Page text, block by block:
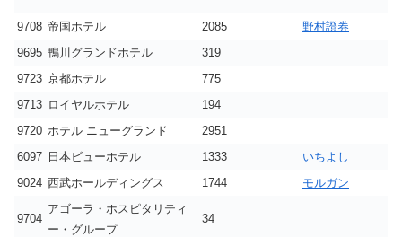
9708 帝国ホテル 2085
野村證券
9695 鴨川グランドホテル
319
9723 京都ホテル
775
9713 ロイヤルホテル
194
9720 ホテル ニューグランド
2951
6097 日本ビューホテル 1333
いちよし
9024 西武ホールディングス 1744 モルガン
9704
アゴーラ・ホスピタリティ
ー・グループ
34